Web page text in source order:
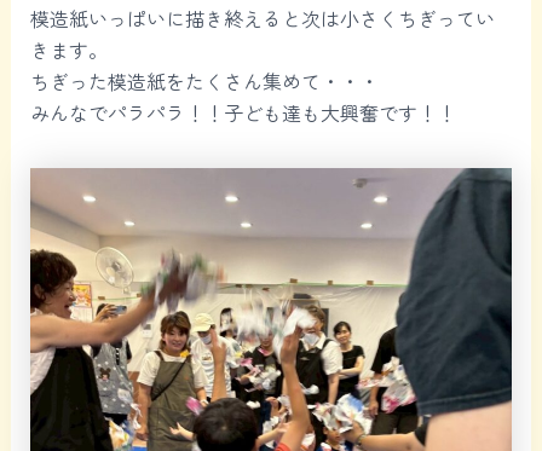
模造紙いっぱいに描き終えると次は小さくちぎってい
きます。
ちぎった模造紙をたくさん集めて・・・
みんなでパラパラ！！子ども達も大興奮です！！